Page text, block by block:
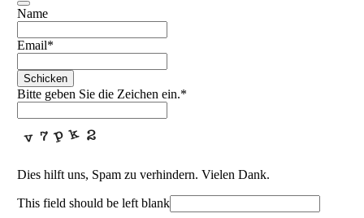
Name
Email*
Schicken
Bitte geben Sie die Zeichen ein.*
Dies hilft uns, Spam zu verhindern. Vielen Dank.
This field should be left blank